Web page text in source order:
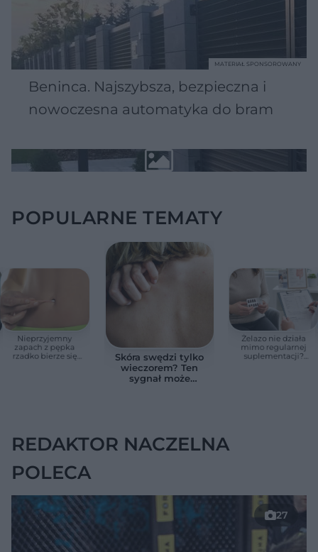
Beninca. Najszybsza, bezpieczna i
nowoczesna automatyka do bram
MATERIAŁ SPONSOROWANY
POPULARNE TEMATY
Nieprzyjemny
zapach z pępka
rzadko bierze się
Skóra swędzi tylko
wieczorem? Ten
sygnał może
Żelazo nie działa
mimo regularnej
suplementacji?
REDAKTOR NACZELNA
POLECA
27